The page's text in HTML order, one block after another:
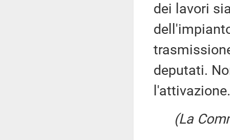
dei lavori
deputati.
l'attivazione.
(La